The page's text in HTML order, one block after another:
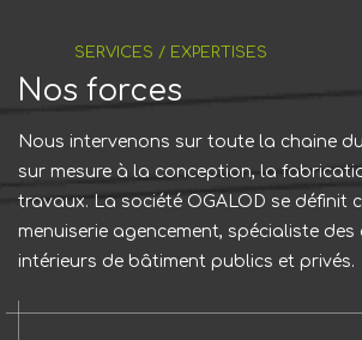
SERVICES / EXPERTISES
Nos forces
Nous intervenons sur toute la chaine
sur mesure à la conception, la
travaux. La société OGALOD se définit
menuiserie agencement, spécialiste
intérieurs de bâtiment publics et privés.